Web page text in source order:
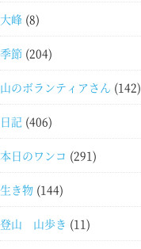
大峰 (8)
季節 (204)
山のボランティアさん (142)
日記 (406)
本日のワンコ (291)
生き物 (144)
登山 山歩き (11)